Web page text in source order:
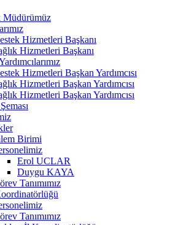
Müdürümüz
Hizmetleri Başkanı
Hizmetleri Başkanı
Hizmetleri Başkan Yardımcısı
Hizmetleri Başkan Yardımcısı
Hizmetleri Başkan Yardımcısı
Birimi
Erol UCLAR
Duygu KAYA
Tanımımız
Tanımımız